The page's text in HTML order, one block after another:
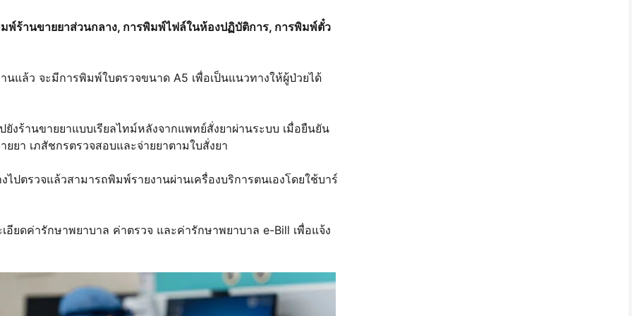
ร้านขายยาส่วนกลาง, การพิมพ์ไฟล์ในห้องปฏิบัติการ, การพิมพ์ตั๋ว
ล้ว จะมีการพิมพ์ใบตรวจขนาด A5 เพื่อเป็นแนวทางให้ผู้ป่วยได้
งร้านขายยาแบบเรียลไทม์หลังจากแพทย์สั่งยาผ่านระบบ เมื่อยืนยัน
ยา เภสัชกรตรวจสอบและจ่ายยาตามใบสั่งยา
ปตรวจแล้วสามารถพิมพ์รายงานผ่านเครื่องบริการตนเองโดยใช้บาร์
ยดค่ารักษาพยาบาล ค่าตรวจ และค่ารักษาพยาบาล e-Bill เพื่อแจ้ง